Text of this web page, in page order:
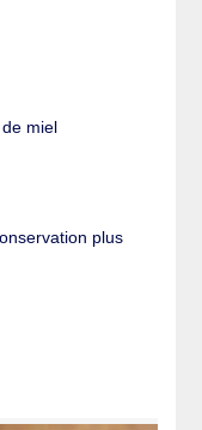
de miel
plus